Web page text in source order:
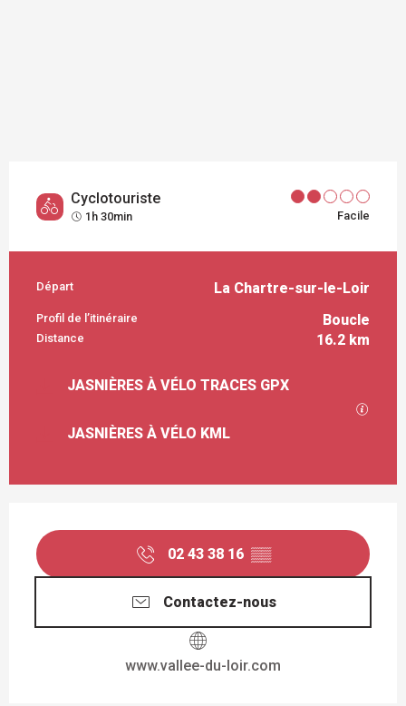
Cyclotouriste
1h 30min Facile
INFORMATIONS PRATIQUES
Départ La Chartre-sur-le-Loir
Profil de l’itinéraire Boucle
Distance 16.2 km
DOCUMENTATION
JASNIÈRES À VÉLO TRACES GPX
JASNIÈRES À VÉLO KML
02 43 38 16 ▒▒
Contactez-nous
www.vallee-du-loir.com